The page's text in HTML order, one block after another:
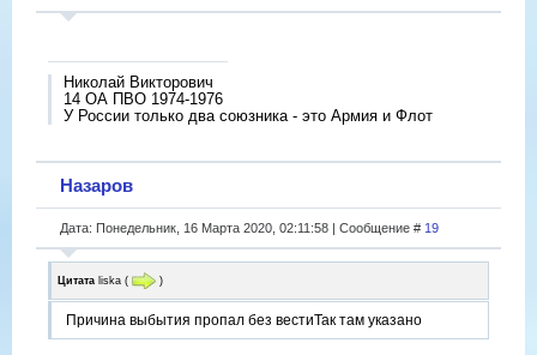
Николай Викторович
14 ОА ПВО 1974-1976
У России только два союзника - это Армия и Флот
Назаров
Дата: Понедельник, 16 Марта 2020, 02:11:58 | Сообщение # 19
Цитата liska ( )
Причина выбытия пропал без вестиТак там указано